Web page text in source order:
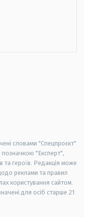
словами "Спецпроєкт"
позначкою "Експерт",
та героїв. Редакція може
реклами та правил
користування сайтом.
для осіб старше 21